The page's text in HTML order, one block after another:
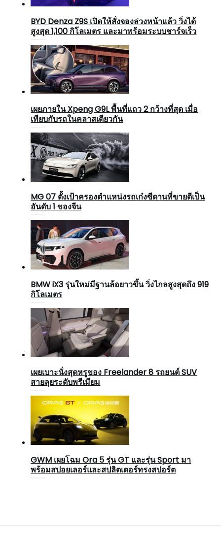
BYD Denza Z9S เปิดให้สั่งจองล่วงหน้าแล้ว วิ่งได้
สูงสุด 1,100 กิโลเมตร และมาพร้อมระบบชาร์จเร็ว
เผยภายใน Xpeng G9L พื้นที่แถว 2 กว้างที่สุด เมื่อ
เทียบกับรถในคลาสเดียวกัน
MG 07 ตั้งเป้าครองตำแหน่งรถเก๋งซีดานที่ขายดีเป็น
อันดับ 1 ของจีน
BMW iX3 รุ่นใหม่มีฐานล้อยาวขึ้น วิ่งไกลสูงสุดถึง 919
กิโลเมตร
เผยเบาะนั่งสุดหรูของ Freelander 8 รถยนต์ SUV
สายลุยระดับพรีเมียม
GWM เผยโฉม Ora 5 รุ่น GT และรุ่น Sport มา
พร้อมสปอยเลอร์และสปลิตเตอร์ทรงสปอร์ต